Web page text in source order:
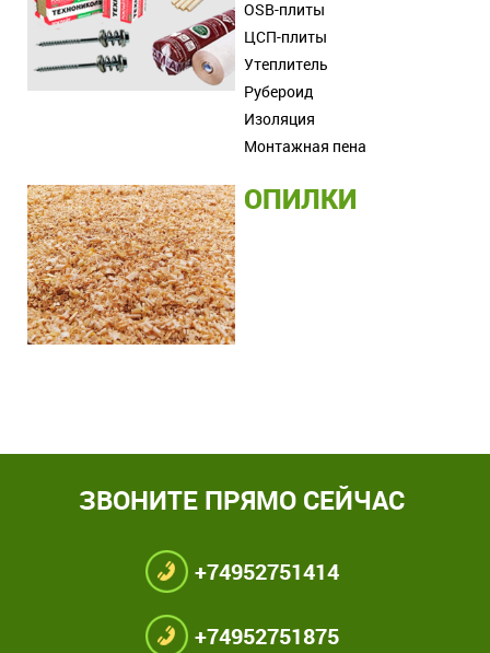
OSB-плиты
ЦСП-плиты
Утеплитель
Рубероид
Изоляция
Монтажная пена
ОПИЛКИ
ЗВОНИТЕ ПРЯМО СЕЙЧАС
+74952751414
+74952751875